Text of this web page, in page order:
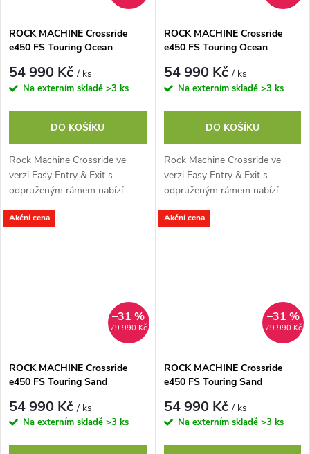
ROCK MACHINE Crossride
e450 FS Touring Ocean
54 990 Kč/ ks
Na externím skladě >3 ks
DO KOŠÍKU
Rock Machine Crossride ve
verzi Easy Entry & Exit s
odpruženým rámem nabízí
jízdní vlastnosti skutečného
offroadu s pohodlím
ROCK MACHINE Crossride
e450 FS Touring Ocean
54 990 Kč/ ks
Na externím skladě >3 ks
DO KOŠÍKU
Rock Machine Crossride ve
verzi Easy Entry & Exit s
odpruženým rámem nabízí
jízdní vlastnosti skutečného
offroadu s pohodlím
Akční cena
79 990 Kč
–31 %
ROCK MACHINE Crossride
e450 FS Touring Sand
54 990 Kč/ ks
Na externím skladě >3 ks
Akční cena
79 990 Kč
–31 %
ROCK MACHINE Crossride
e450 FS Touring Sand
54 990 Kč/ ks
Na externím skladě >3 ks